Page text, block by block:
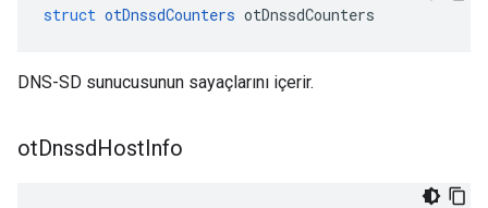
struct otDnssdCounters otDnssdCounters
DNS-SD sunucusunun sayaçlarını içerir.
otDnssdHostInfo